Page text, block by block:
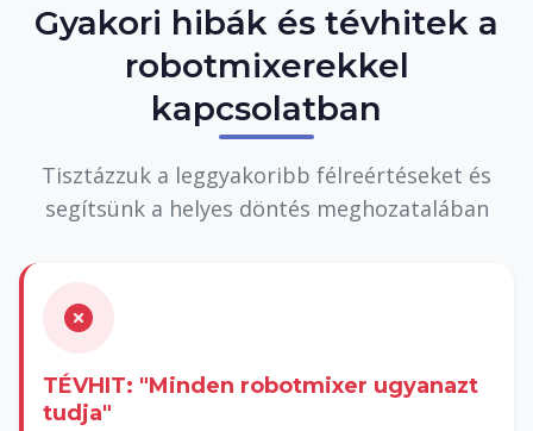
Gyakori hibák és tévhitek a
robotmixerekkel
kapcsolatban
Tisztázzuk a leggyakoribb félreértéseket és
segítsünk a helyes döntés meghozatalában
TÉVHIT: "Minden robotmixer ugyanazt
tudja"